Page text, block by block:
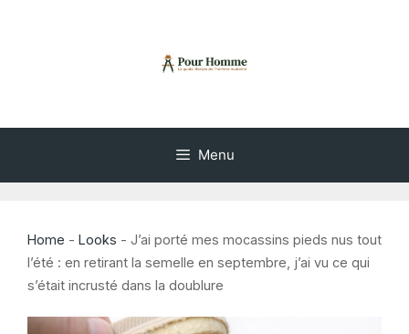
Menu
Home - Looks - J’ai porté mes mocassins pieds nus tout
l’été : en retirant la semelle en septembre, j’ai vu ce qui
s’était incrusté dans la doublure